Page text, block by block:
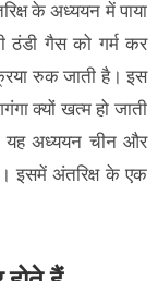
के अध्ययन में पाया
गैस को गर्म कर
रुक जाती है। इस
क्यों खत्म हो जाती
यह अध्ययन चीन और
इसमें अंतरिक्ष के एक